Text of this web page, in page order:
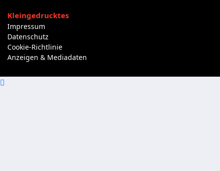
Kleingedrucktes
Impressum
Datenschutz
Cookie-Richtlinie
Anzeigen & Mediadaten